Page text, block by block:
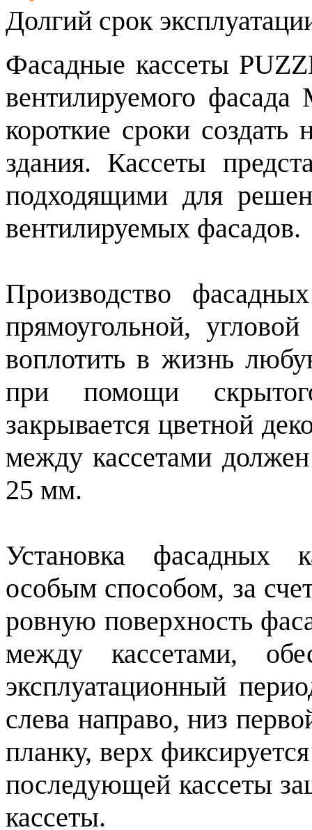
Долгий срок
Фасадные кассеты
вентилируемого
короткие сроки
здания. Кассеты
подходящими для
вентилируемых фасадов.
Производство
прямоугольной,
воплотить в жизнь
при помощи
закрывается цветной
между кассетами
25 мм.
Установка фасадных
особым способом, за
ровную поверхность
между кассетами,
эксплуатационный
слева направо, низ
планку, верх
последующей кассеты
кассеты.